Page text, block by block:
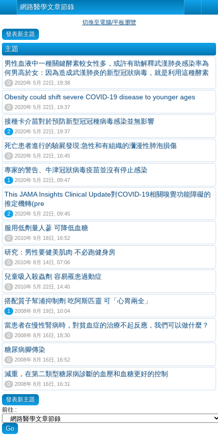
網路醫學文章節錄
切換至電腦/平板瀏覽
發表新主題
主題
男性血液中一種關鍵酵素較女性多，或許有助解釋武漢肺炎感染率為
何男高於女：因為造成武漢肺炎的新型冠狀病毒，就是利用這種酵素
0 2020年 5月 22日, 19:38
Obesity could shift severe COVID-19 disease to younger ages
0 2020年 5月 22日, 19:37
接種卡介苗對於預防新型冠冠種病毒感染並無影響
2 2020年 5月 22日, 19:37
死亡患者進行的驗屍發現:急性和有組織的瀰漫性肺泡損傷
0 2020年 5月 22日, 16:45
專家的警告、牛津冠狀病毒疫苗並沒有停止感染
1 2020年 5月 22日, 09:47
This JAMA Insights Clinical Update對COVID-19相關嗅覺功能障礙的
推定機轉(pre
2 2020年 5月 22日, 09:45
服用低劑量人蔘 可降低血糖
0 2010年 9月 18日, 16:52
研究：男性要健美肌肉 不必跑健身房
0 2010年 8月 14日, 07:06
兒童吸入殺蟲劑 容易罹患過動症
0 2010年 5月 22日, 14:40
搭配質子幫浦抑制劑 吃阿斯匹靈 可「心胃兩全」
1 2008年 8月 19日, 10:04
當患者在慢性腎病時，對貧血症的治療不起反應，我們可以做什麼？
0 2008年 8月 16日, 18:30
糖尿病腳傳染
0 2008年 8月 16日, 16:52
減重，在第二類型糖尿病診斷的血壓和血糖更好的控制
0 2008年 8月 16日, 16:31
發表新主題
前往 :